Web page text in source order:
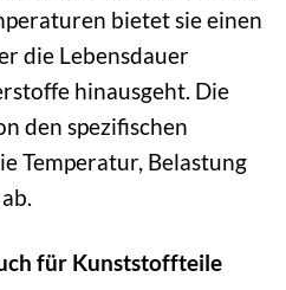
bietet sie einen
die Lebensdauer
hinausgeht. Die
den spezifischen
Temperatur, Belastung
für Kunststoffteile